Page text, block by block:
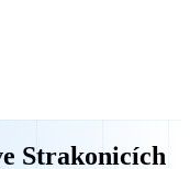
Strakonicích